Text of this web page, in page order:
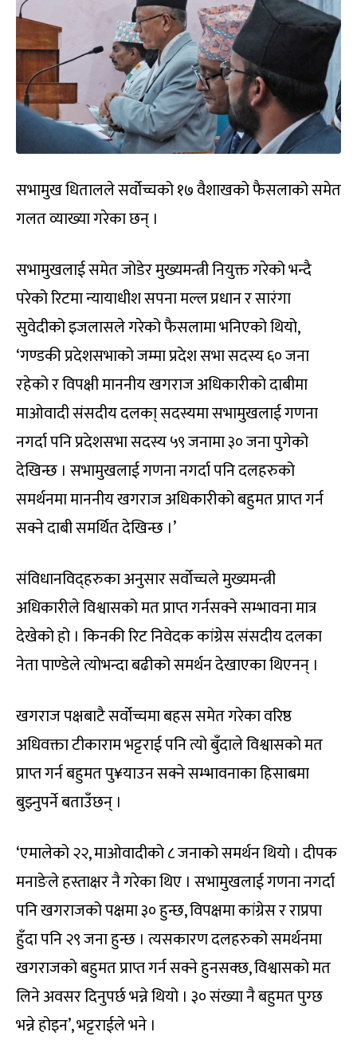
सभामुख धितालले सर्वोच्चको १७ वैशाखको फैसलाको समेत
गलत व्याख्या गरेका छन् ।
सभामुखलाई समेत जोडेर मुख्यमन्त्री नियुक्त गरेको भन्दै
परेको रिटमा न्यायाधीश सपना मल्ल प्रधान र सारंगा
सुवेदीको इजलासले गरेको फैसलामा भनिएको थियो,
‘गण्डकी प्रदेशसभाको जम्मा प्रदेश सभा सदस्य ६० जना
रहेको र विपक्षी माननीय खगराज अधिकारीको दाबीमा
माओवादी संसदीय दलका् सदस्यमा सभामुखलाई गणना
नगर्दा पनि प्रदेशसभा सदस्य ५९ जनामा ३० जना पुगेको
देखिन्छ । सभामुखलाई गणना नगर्दा पनि दलहरुको
समर्थनमा माननीय खगराज अधिकारीको बहुमत प्राप्त गर्न
सक्ने दाबी समर्थित देखिन्छ ।’
संविधानविद्हरुका अनुसार सर्वोच्चले मुख्यमन्त्री
अधिकारीले विश्वासको मत प्राप्त गर्नसक्ने सम्भावना मात्र
देखेको हो । किनकी रिट निवेदक कांग्रेस संसदीय दलका
नेता पाण्डेले त्योभन्दा बढीको समर्थन देखाएका थिएनन् ।
खगराज पक्षबाटै सर्वोच्चमा बहस समेत गरेका वरिष्ठ
अधिवक्ता टीकाराम भट्टराई पनि त्यो बुँदाले विश्वासको मत
प्राप्त गर्न बहुमत पु¥याउन सक्ने सम्भावनाका हिसाबमा
बुझ्नुपर्ने बताउँछन् ।
‘एमालेको २२, माओवादीको ८ जनाको समर्थन थियो । दीपक
मनाङेले हस्ताक्षर नै गरेका थिए । सभामुखलाई गणना नगर्दा
पनि खगराजको पक्षमा ३० हुन्छ, विपक्षमा कांग्रेस र राप्रपा
हुँदा पनि २९ जना हुन्छ । त्यसकारण दलहरुको समर्थनमा
खगराजको बहुमत प्राप्त गर्न सक्ने हुनसक्छ, विश्वासको मत
लिने अवसर दिनुपर्छ भन्ने थियो । ३० संख्या नै बहुमत पुग्छ
भन्ने होइन’, भट्टराईले भने ।